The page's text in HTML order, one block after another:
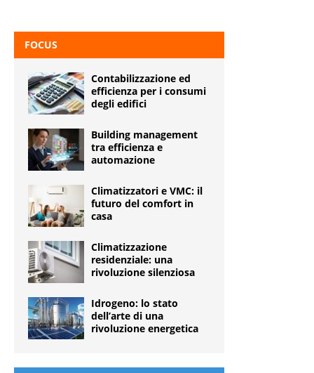
FOCUS
Contabilizzazione ed
efficienza per i consumi
degli edifici
Building management
tra efficienza e
automazione
Climatizzatori e VMC: il
futuro del comfort in
casa
Climatizzazione
residenziale: una
rivoluzione silenziosa
Idrogeno: lo stato
dell’arte di una
rivoluzione energetica